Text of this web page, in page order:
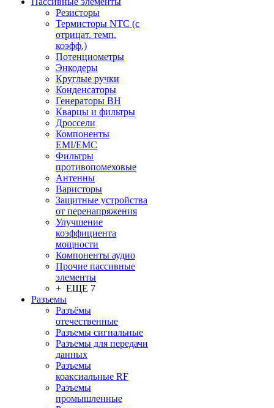
Резисторы
Термисторы NTC (с
отрицат. темп.
коэфф.)
Потенциометры
Энкодеры
Круглые ручки
Конденсаторы
Генераторы ВН
Кварцы и фильтры
Дроссели
Компоненты
EMI/EMC
Фильтры
противопомеховые
Антенны
Варисторы
Защитные устройства
от перенапряжения
Улучшение
коэффициента
мощности
Компоненты аудио
Прочие пассивные
элементы
+ ЕЩЕ 7
Разъeмы
Разъёмы
отечественные
Разъeмы сигнальные
Разъeмы для передачи
данных
Разъeмы
коаксиальные RF
Разъeмы
промышленные